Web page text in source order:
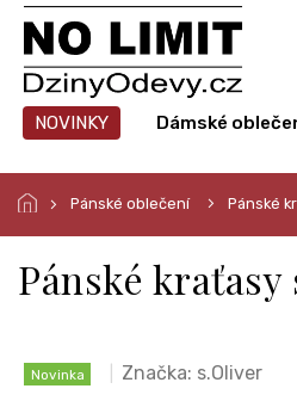
Přejít
obsah
NOVINKY Dámské
Pánské oblečení Pánské
Pánské kraťasy
Novinka Značka: s.Oliver